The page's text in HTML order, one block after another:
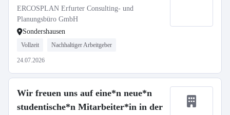
ERCOSPLAN Erfurter Consulting- und
Planungsbüro GmbH
Sondershausen
Vollzeit Nachhaltiger Arbeitgeber
24.07.2026
Wir freuen uns auf eine*n neue*n
studentische*n Mitarbeiter*in in der